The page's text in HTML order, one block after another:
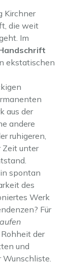
Kirchner
die weit
Im
ekstatischen
aus der
andere
ruhigeren,
Zeit unter
spontan
des
Werk
Für
der
und
Wunschliste.